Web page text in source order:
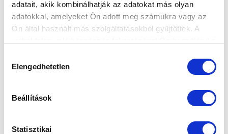
adatait, akik kombinálhatják az adatokat más olyan
adatokkal, amelyeket Ön adott meg számukra vagy az
Ön által használt más szolgáltatásokból gyűjtöttek. A
kiválasztása
Elengedhetetlen
Beállítások
Statisztikai
FELIRATKOZOM